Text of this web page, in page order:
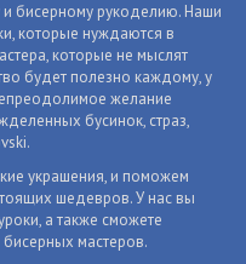
и бисерному рукоделию. Наши
которые нуждаются в
которые не мыслят
будет полезно каждому, у
желание
бусинок, страз,
украшения, и поможем
шедевров. У нас вы
а также сможете
бисерных мастеров.